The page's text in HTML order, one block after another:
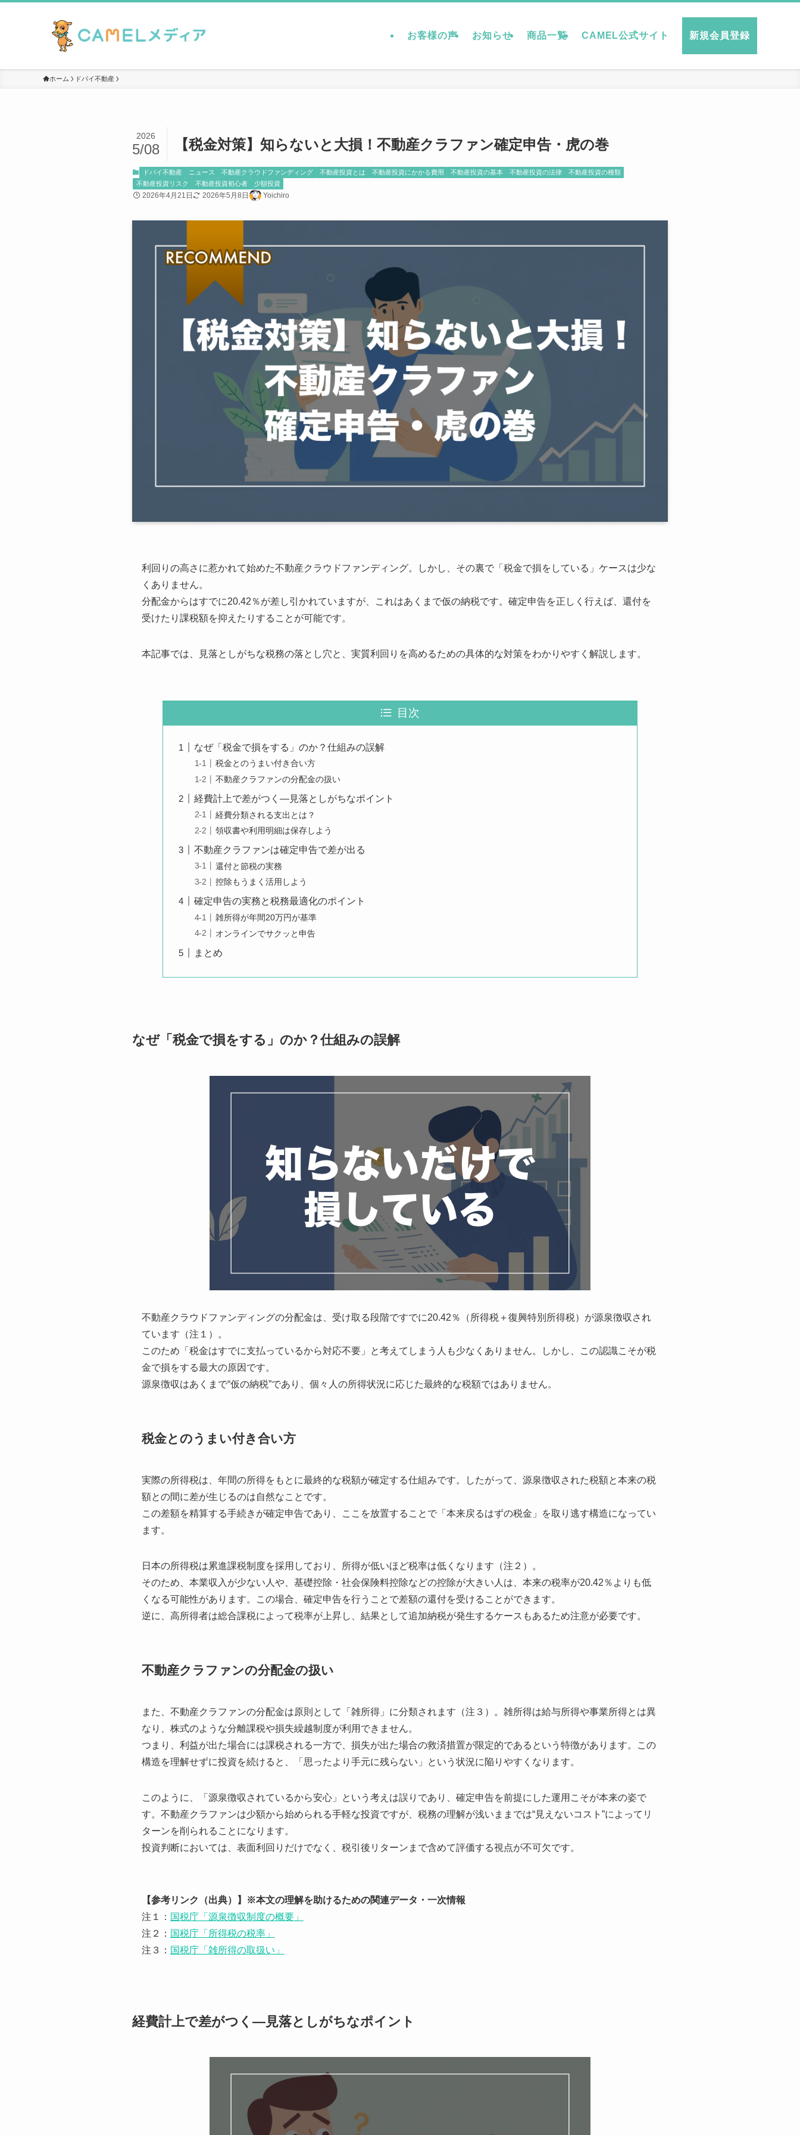
お客様の声 お知らせ 商品一覧 CAMEL公式サイト 新規会員登録
ホーム ドバイ不動産
【税金対策】知らないと大損！不動産クラファン確定申告・虎の巻
2026
5/08
ドバイ不動産 ニュース 不動産クラウドファンディング 不動産投資とは 不動産投資にかかる費用 不動産投資の基本 不動産投資の法律
不動産投資の種類
不動産投資リスク
不動産投資初心者 少額投資
2026年4月21日 2026年5月8日 Yoichiro
利回りの高さに惹かれて始めた不動産クラウドファンディング。しかし、その裏で「税金で損をしている」ケースは少な
くありません。
分配金からはすでに20.42％が差し引かれていますが、これはあくまで仮の納税です。確定申告を正しく行えば、還付を
受けたり課税額を抑えたりすることが可能です。
本記事では、見落としがちな税務の落とし穴と、実質利回りを高めるための具体的な対策をわかりやすく解説します。
目次
なぜ「税金で損をする」のか？仕組みの誤解
税金とのうまい付き合い方
不動産クラファンの分配金の扱い
経費計上で差がつく—見落としがちなポイント
経費分類される支出とは？
領収書や利用明細は保存しよう
不動産クラファンは確定申告で差が出る
還付と節税の実務
控除もうまく活用しよう
確定申告の実務と税務最適化のポイント
雑所得が年間20万円が基準
オンラインでサクッと申告
まとめ
なぜ「税金で損をする」のか？仕組みの誤解
不動産クラウドファンディングの分配金は、受け取る段階ですでに20.42％（所得税＋復興特別所得税）が源泉徴収され
ています（注１）。
このため「税金はすでに支払っているから対応不要」と考えてしまう人も少なくありません。しかし、この認識こそが税
金で損をする最大の原因です。
源泉徴収はあくまで“仮の納税”であり、個々人の所得状況に応じた最終的な税額ではありません。
税金とのうまい付き合い方
実際の所得税は、年間の所得をもとに最終的な税額が確定する仕組みです。したがって、源泉徴収された税額と本来の税
額との間に差が生じるのは自然なことです。
この差額を精算する手続きが確定申告であり、ここを放置することで「本来戻るはずの税金」を取り逃す構造になってい
ます。
日本の所得税は累進課税制度を採用しており、所得が低いほど税率は低くなります（注２）。
そのため、本業収入が少ない人や、基礎控除・社会保険料控除などの控除が大きい人は、本来の税率が20.42％よりも低
くなる可能性があります。この場合、確定申告を行うことで差額の還付を受けることができます。
逆に、高所得者は総合課税によって税率が上昇し、結果として追加納税が発生するケースもあるため注意が必要です。
不動産クラファンの分配金の扱い
また、不動産クラファンの分配金は原則として「雑所得」に分類されます（注３）。雑所得は給与所得や事業所得とは異
なり、株式のような分離課税や損失繰越制度が利用できません。
つまり、利益が出た場合には課税される一方で、損失が出た場合の救済措置が限定的であるという特徴があります。この
構造を理解せずに投資を続けると、「思ったより手元に残らない」という状況に陥りやすくなります。
このように、「源泉徴収されているから安心」という考えは誤りであり、確定申告を前提にした運用こそが本来の姿で
す。不動産クラファンは少額から始められる手軽な投資ですが、税務の理解が浅いままでは“見えないコスト”によってリ
ターンを削られることになります。
投資判断においては、表面利回りだけでなく、税引後リターンまで含めて評価する視点が不可欠です。
【参考リンク（出典）】※本文の理解を助けるための関連データ・一次情報
注１： 国税庁「源泉徴収制度の概要」
注２： 国税庁「所得税の税率」
注３： 国税庁「雑所得の取扱い」
経費計上で差がつく—見落としがちなポイント